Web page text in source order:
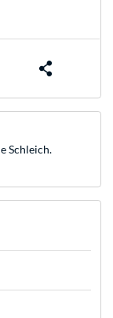
Schleich.